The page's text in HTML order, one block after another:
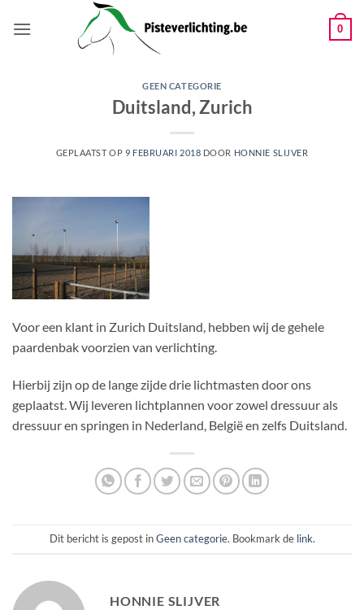
naar
0
GEEN CATEGORIE
Duitsland, Zurich
GEPLAATST OP 9 FEBRUARI 2018 DOOR HONNIE SLIJVER
Voor een klant in Zurich Duitsland, hebben wij de gehele
paardenbak voorzien van verlichting.
Hierbij zijn op de lange zijde drie lichtmasten door ons
geplaatst. Wij leveren lichtplannen voor zowel dressuur als
dressuur en springen in Nederland, België en zelfs Duitsland.
Dit bericht is gepost inGeen categorie. Bookmark de link.
HONNIE SLIJVER